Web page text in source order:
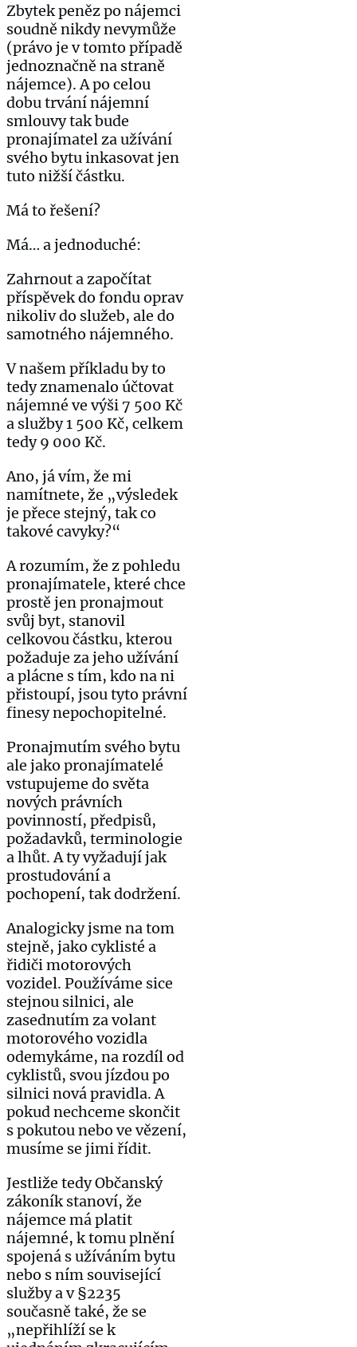
Zbytek peněz po nájemci
soudně nikdy nevymůže
(právo je v tomto případě
jednoznačně na straně
nájemce). A po celou
dobu trvání nájemní
smlouvy tak bude
pronajímatel za užívání
svého bytu inkasovat jen
tuto nižší částku.
Má to řešení?
Má… a jednoduché:
Zahrnout a započítat
příspěvek do fondu oprav
nikoliv do služeb, ale do
samotného nájemného.
V našem příkladu by to
tedy znamenalo účtovat
nájemné ve výši 7 500 Kč
a služby 1 500 Kč, celkem
tedy 9 000 Kč.
Ano, já vím, že mi
namítnete, že „výsledek
je přece stejný, tak co
takové cavyky?“
A rozumím, že z pohledu
pronajímatele, které chce
prostě jen pronajmout
svůj byt, stanovil
celkovou částku, kterou
požaduje za jeho užívání
a plácne s tím, kdo na ni
přistoupí, jsou tyto právní
finesy nepochopitelné.
Pronajmutím svého bytu
ale jako pronajímatelé
vstupujeme do světa
nových právních
povinností, předpisů,
požadavků, terminologie
a lhůt. A ty vyžadují jak
prostudování a
pochopení, tak dodržení.
Analogicky jsme na tom
stejně, jako cyklisté a
řidiči motorových
vozidel. Používáme sice
stejnou silnici, ale
zasednutím za volant
motorového vozidla
odemykáme, na rozdíl od
cyklistů, svou jízdou po
silnici nová pravidla. A
pokud nechceme skončit
s pokutou nebo ve vězení,
musíme se jimi řídit.
Jestliže tedy Občanský
zákoník stanoví, že
nájemce má platit
nájemné, k tomu plnění
spojená s užíváním bytu
nebo s ním související
služby a v §2235
současně také, že se
„nepřihlíží se k